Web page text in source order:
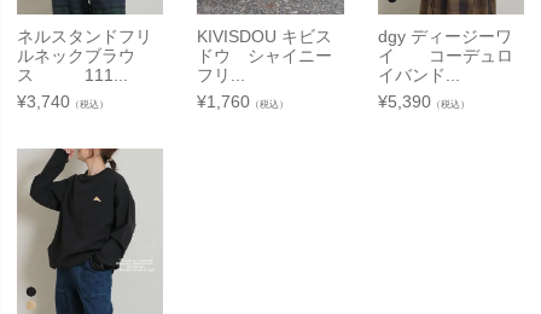
ネルスタンドフリ
ルネックブラウ
ス 111...
¥3,740 （税込）
KIVISDOU キビス
ドウ シャイニー
フリ...
¥1,760 （税込）
dgy ディージーワ
イ コーデュロ
イバンド...
¥5,390（税込）